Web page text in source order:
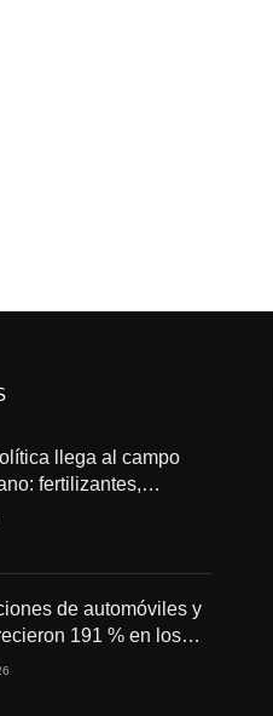
llega al campo
fertilizantes,
y seguridad
de automóviles y
191 % en los
cuatro meses de 2026